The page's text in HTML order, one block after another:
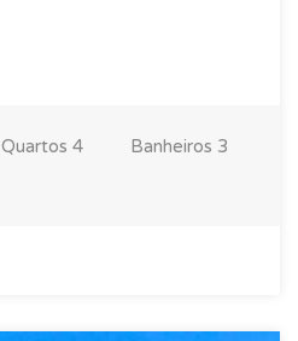
Quartos 4 Banheiros 3